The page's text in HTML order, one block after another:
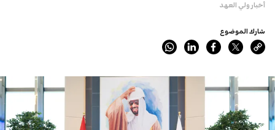
أخبار ولي العهد
شارك الموضوع